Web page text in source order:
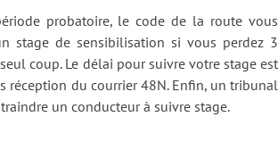
probatoire, le code de la route vous
stage de sensibilisation si vous perdez 3
coup. Le délai pour suivre votre stage est
réception du courrier 48N. Enfin, un tribunal
un conducteur à suivre stage.